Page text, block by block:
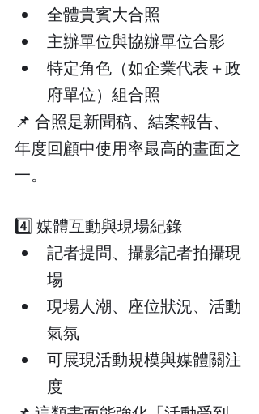
全體貴賓大合照
主辦單位與協辦單位合影
特定角色（如企業代表＋政
府單位）組合照
📌 合照是新聞稿、結案報告、
年度回顧中使用率最高的畫面之
一。
4️⃣ 媒體互動與現場紀錄
記者提問、攝影記者拍攝現
場
現場人潮、座位狀況、活動
氣氛
可展現活動規模與媒體關注
度